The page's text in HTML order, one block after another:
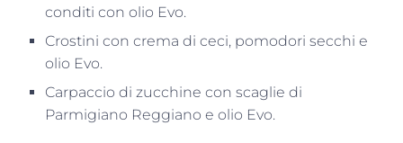
conditi con olio Evo.
Crostini con crema di ceci, pomodori secchi e
olio Evo.
Carpaccio di zucchine con scaglie di
Parmigiano Reggiano e olio Evo.